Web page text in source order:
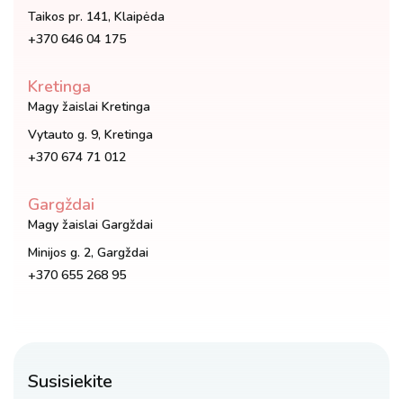
Taikos pr. 141, Klaipėda
+370 646 04 175
Kretinga
Magy žaislai Kretinga
Vytauto g. 9, Kretinga
+370 674 71 012
Gargždai
Magy žaislai Gargždai
Minijos g. 2, Gargždai
+370 655 268 95
Susisiekite